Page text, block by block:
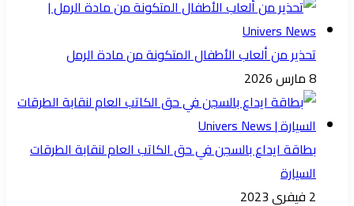
تحذير من ألعاب الأطفال المتكونة من مادة الرمل
8 مارس 2026
بطاقة ايداع بالسجن في حق الكاتب العام لنقابة الطرقات
السيارة
2 فيفري 2023